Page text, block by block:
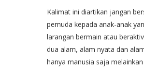
Kalimat ini diartikan jangan
pemuda kepada anak-anak
larangan bermain atau
dua alam, alam nyata dan
hanya manusia saja